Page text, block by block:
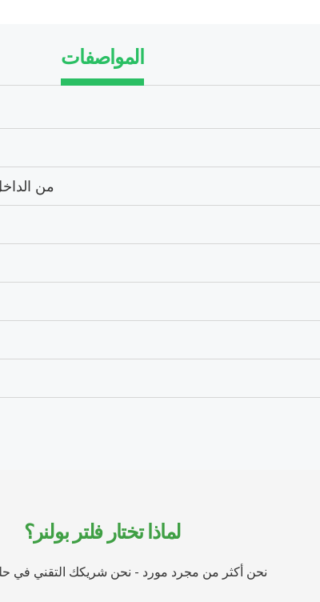
المواصفات
من
لماذا تختار فلتر بولنر؟
نحن أكثر من مجرد مورد - نحن شريكك التقني في